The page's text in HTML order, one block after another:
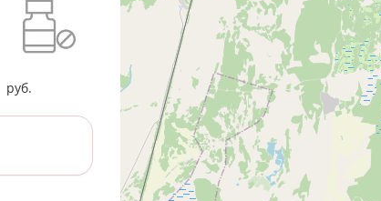
руб.